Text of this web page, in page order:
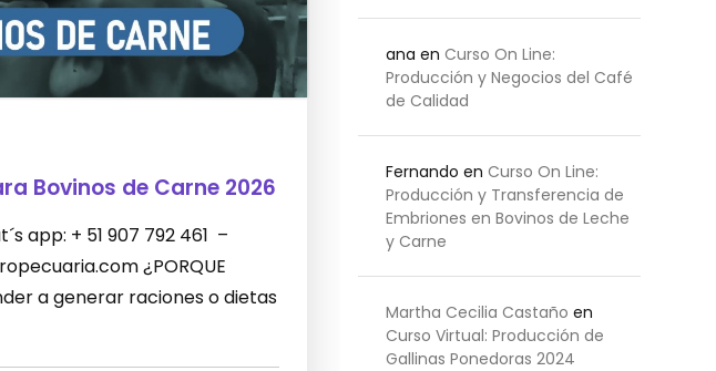
Bovinos de Carne 2026
app: + 51 907 792 461 –
¿PORQUE
a generar raciones o dietas
ana en Curso On Line:
Producción y Negocios del Café
de Calidad
Fernando en Curso On Line:
Producción y Transferencia de
Embriones en Bovinos de Leche
y Carne
Martha Cecilia Castaño en
Curso Virtual: Producción de
Gallinas Ponedoras 2024